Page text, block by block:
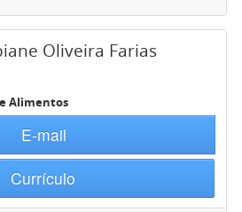
Oliveira Farias
Alimentos
E-mail
Currículo